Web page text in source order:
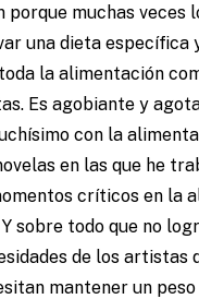
porque muchas veces
una dieta específica
la alimentación
Es agobiante y
con la
en las que he
críticos en la
sobre todo que no
de los artistas
mantener un peso